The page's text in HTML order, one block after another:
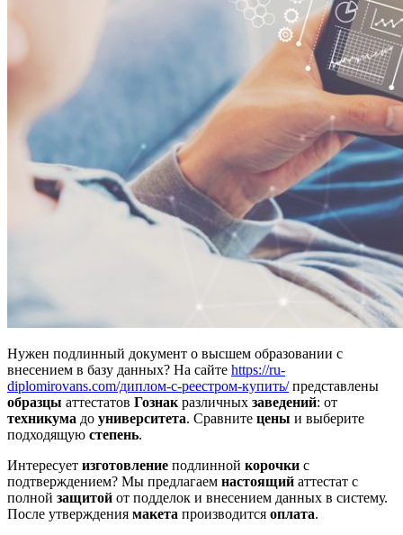
Нужен подлинный документ о высшем образовании с
внесением в базу данных? На сайте https://ru-
diplomirovans.com/диплом-с-реестром-купить/представлены
образцы аттестатов Гознак различных заведений: от
техникума до университета. Сравните цены и выберите
подходящую степень.
Интересует изготовление подлинной корочки с
подтверждением? Мы предлагаем настоящий аттестат с
полной защитой от подделок и внесением данных в систему.
После утверждения макета производится оплата.